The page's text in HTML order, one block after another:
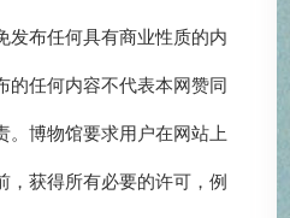
发布任何具有商业性质的内
的任何内容不代表本网赞同
。博物馆要求用户在网站上
，获得所有必要的许可，例